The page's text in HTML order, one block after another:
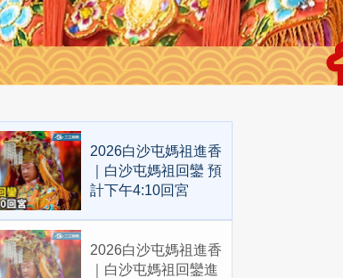
2026白沙屯媽祖進香
｜白沙屯媽祖回鑾 預
計下午4:10回宮
2026白沙屯媽祖進香
｜白沙屯媽祖回鑾進